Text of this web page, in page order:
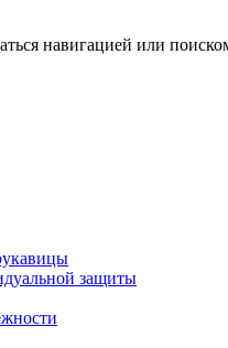
навигацией или
защиты